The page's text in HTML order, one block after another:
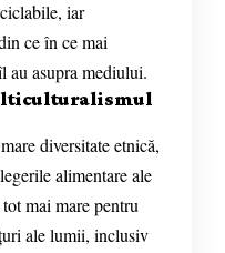
iar
ce în ce mai
au asupra mediului.
diversitate etnică,
alimentare ale
mai mare pentru
ale lumii, inclusiv